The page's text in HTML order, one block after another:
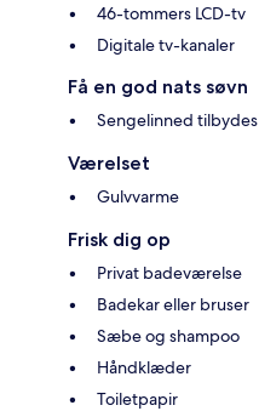
46-tommers LCD-tv
Digitale tv-kanaler
Få en god nats søvn
Sengelinned tilbydes
Værelset
Gulvvarme
Frisk dig op
Privat badeværelse
Badekar eller bruser
Sæbe og shampoo
Håndklæder
Toiletpapir